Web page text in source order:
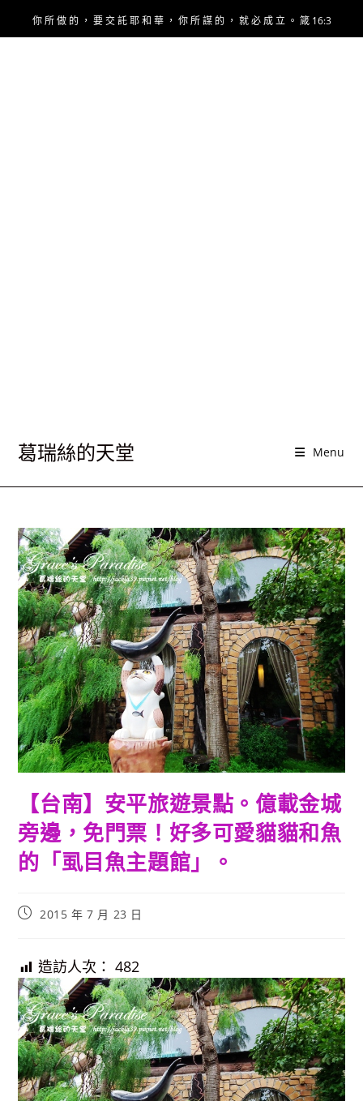
你 所 做 的 ， 要 交 託 耶 和 華 ， 你 所 謀 的 ， 就 必 成 立 。 箴 16:3
葛瑞絲的天堂 Menu
【台南】安平旅遊景點。億載金城
旁邊，免門票！好多可愛貓貓和魚
的「虱目魚主題館」。
Post2015 年 7 月 23 日
造訪人次： 482